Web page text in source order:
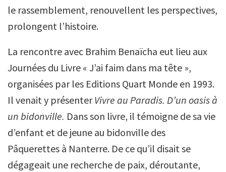
le rassemblement, renouvellent les perspectives,
prolongent l’histoire.
La rencontre avec Brahim Benaïcha eut lieu aux
Journées du Livre « J’ai faim dans ma tête »,
organisées par les Editions Quart Monde en 1993.
Il venait y présenterVivre au Paradis. D’un oasis à
un bidonville. Dans son livre, il témoigne de sa vie
d’enfant et de jeune au bidonville des
Pâquerettes à Nanterre. De ce qu’il disait se
dégageait une recherche de paix, déroutante,